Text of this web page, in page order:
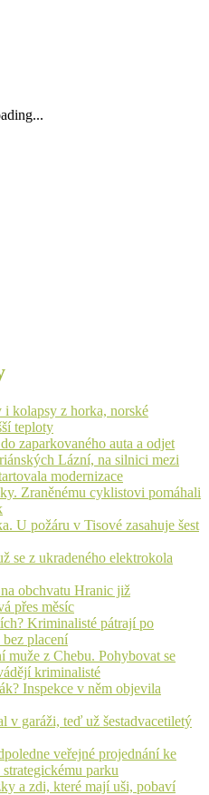
kolapsy z horka, norské
teploty
zaparkovaného auta a odjet
Lázní, na silnici mezi
modernizace
Zraněnému cyklistovi pomáhali
U požáru v Tisové zasahuje šest
se z ukradeného elektrokola
obchvatu Hranic již
přes měsíc
Kriminalisté pátrají po
placení
muže z Chebu. Pohybovat se
kriminalisté
Inspekce v něm objevila
v garáži, teď už šestadvacetiletý
veřejné projednání ke
parku
a zdi, které mají uši, pobaví